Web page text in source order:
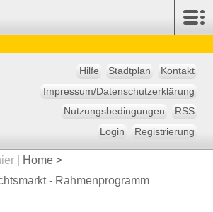
Hilfe Stadtplan
Kontakt
Impressum/Datenschutzerklärung
Nutzungsbedingungen
RSS
Login
Registrierung
| Home >
- Rahmenprogramm